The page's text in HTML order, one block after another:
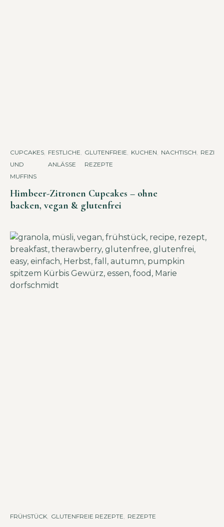
CUPCAKES
UND
MUFFINS
FESTLICHE
ANLÄSSE
GLUTENFREIE
REZEPTE
KUCHEN NACHTISCH
Himbeer-Zitronen Cupcakes – ohne
backen, vegan & glutenfrei
FRÜHSTÜCK, GLUTENFREIE REZEPTE, REZEPTE